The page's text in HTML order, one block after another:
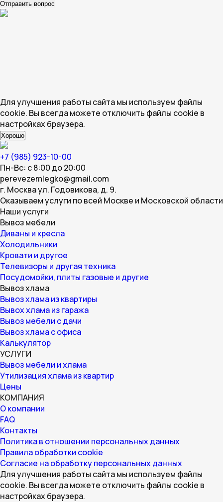
Для улучшения работы сайта мы используем файлы
cookie. Вы всегда можете отключить файлы cookie в
настройках браузера.
Хорошо
+7 (985) 923-10-00
Пн-Вс: с 8:00 до 20:00
perevezemlegko@gmail.com
г. Москва ул. Годовикова, д. 9.
Оказываем услуги по всей Москве и Московской области
Наши услуги
Вывоз мебели
Диваны и кресла
Холодильники
Кровати и другое
Телевизоры и другая техника
Посудомойки, плиты газовые и другие
Вывоз хлама
Вывоз хлама из квартиры
Вывох хлама из гаража
Вывоз мебели с дачи
Вывоз хлама с офиса
Калькулятор
УСЛУГИ
Вывоз мебели и хлама
Утилизация хлама из квартир
Цены
КОМПАНИЯ
О компании
FAQ
Контакты
Политика в отношении персональных данных
Правила обработки cookie
Согласие на обработку персональных данных
Для улучшения работы сайта мы используем файлы
cookie. Вы всегда можете отключить файлы cookie в
настройках браузера.